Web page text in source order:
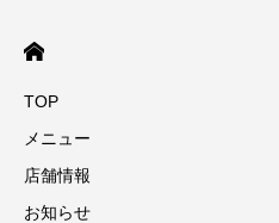
TOP
メニュー
店舗情報
お知らせ